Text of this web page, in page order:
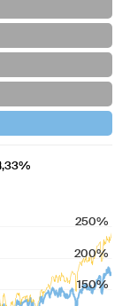
150%
200%
250%